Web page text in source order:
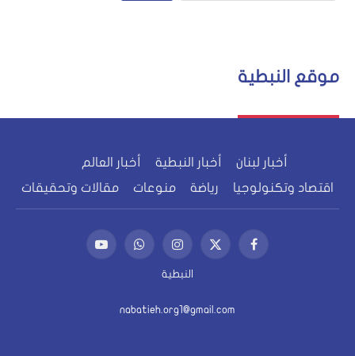
موقع النبطية
أخبار لبنان أخبار النبطية
أخبار العالم
اقتصاد وتكنولوجيا
رياضة منوعات مقالات وتحقيقات
فيسبوكX
(Twitter)
الانستغرامواتساب يوتيوب
النبطية
nabatieh.org1@gmail.com